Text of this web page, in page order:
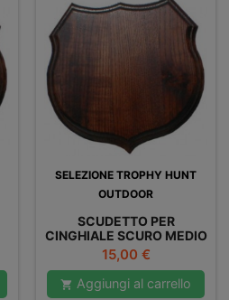
SELEZIONE TROPHY HUNT
OUTDOOR
SCUDETTO PER
CINGHIALE SCURO MEDIO
Prezzo
15,00 €
 Aggiungi al carrello